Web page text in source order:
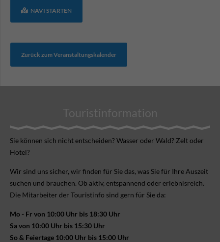
NAVI STARTEN
Zurück zum Veranstaltungskalender
Touristinformation
Sie können sich nicht ent­scheiden? Wasser oder Wald? Zelt oder
Hotel?
Wir sind uns sicher, wir finden für Sie das, was Sie für Ihre Aus­zeit
suchen und brauchen. Ob aktiv, ent­spannend oder erlebnis­reich.
Die Mitarbeiter der Touristinfo sind gern für Sie da:
Mo - Fr von 10:00 Uhr bis 18:30 Uhr
Sa von 10:00 Uhr bis 15:30 Uhr
So & Feiertage 10:00 Uhr bis 15:00 Uhr